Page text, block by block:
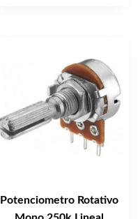
Potenciometro Rotativo